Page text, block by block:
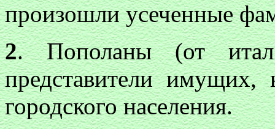
произошли усеченные
2. Пополаны (от
представители имущих,
городского населения.